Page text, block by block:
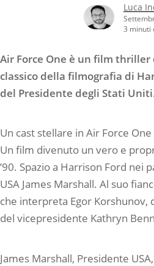
Luca
3 minuti
Air Force One è un film thriller
classico della filmografia di
del Presidente degli Stati
Un cast stellare in Air Force
Un film divenuto un vero e
’90. Spazio a Harrison Ford nei
USA James Marshall. Al suo
che interpreta Egor Korshunov,
del vicepresidente Kathryn
James Marshall, Presidente